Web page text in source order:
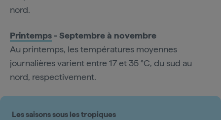
nord.
Printemps- Septembre à novembre
Au printemps, les températures moyennes
journalières varient entre 17 et 35 °C, du sud au
nord, respectivement.
Les saisons sous les tropiques